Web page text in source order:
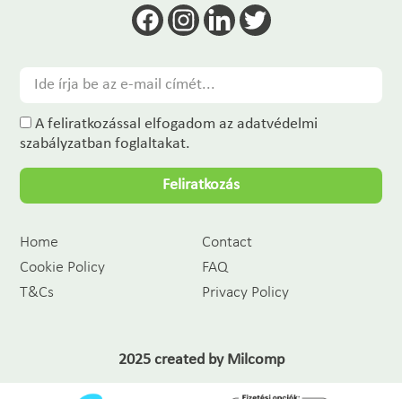
A feliratkozással elfogadom az adatvédelmi
szabályzatban foglaltakat.
Feliratkozás
Home
Contact
Cookie Policy
FAQ
T&Cs
Privacy Policy
2025 created by Milcomp